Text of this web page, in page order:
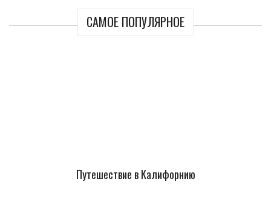
САМОЕ ПОПУЛЯРНОЕ
Путешествие в Калифорнию